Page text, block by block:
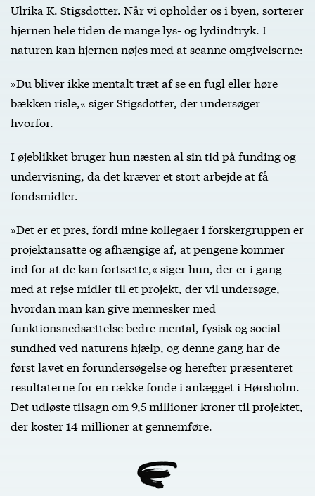
Ulrika K. Stigsdotter. Når vi opholder os i byen, sorterer
hjernen hele tiden de mange lys- og lydindtryk. I
naturen kan hjernen nøjes med at scanne omgivelserne:
»Du bliver ikke mentalt træt af se en fugl eller høre
bækken risle,« siger Stigsdotter, der undersøger
hvorfor.
I øjeblikket bruger hun næsten al sin tid på funding og
undervisning, da det kræver et stort arbejde at få
fondsmidler.
»Det er et pres, fordi mine kollegaer i forskergruppen er
projektansatte og afhængige af, at pengene kommer
ind for at de kan fortsætte,« siger hun, der er i gang
med at rejse midler til et projekt, der vil undersøge,
hvordan man kan give mennesker med
funktionsnedsættelse bedre mental, fysisk og social
sundhed ved naturens hjælp, og denne gang har de
først lavet en forundersøgelse og herefter præsenteret
resultaterne for en række fonde i anlægget i Hørsholm.
Det udløste tilsagn om 9,5 millioner kroner til projektet,
der koster 14 millioner at gennemføre.